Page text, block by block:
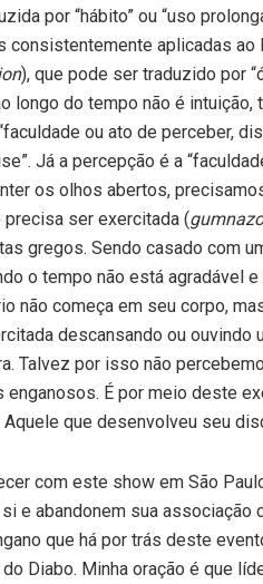
por “hábito” ou “uso
consistentemente aplicadas
), que pode ser traduzido por
longo do tempo não é
ou ato de perceber,
Já a percepção é a
os olhos abertos,
ser exercitada (gumnazo
gregos. Sendo casado com
o tempo não está agradável
não começa em seu corpo,
descansando ou
Talvez por isso não
É por meio deste
que desenvolveu seu
com este show em São
e abandonem sua
que há por trás deste
Diabo. Minha oração é que